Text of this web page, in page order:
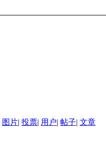
图片| 投票| 用户| 帖子| 文章